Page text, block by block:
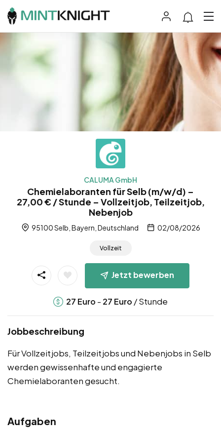
CALUMA GmbH
Chemielaboranten für Selb (m/w/d) –
27,00 € / Stunde – Vollzeitjob, Teilzeitjob,
Nebenjob
95100 Selb, Bayern, Deutschland 02/08/2026
Vollzeit
Jetzt bewerben
27 Euro - 27 Euro / Stunde
Jobbeschreibung
Für Vollzeitjobs, Teilzeitjobs und Nebenjobs in Selb
werden gewissenhafte und engagierte
Chemielaboranten gesucht.
Aufgaben